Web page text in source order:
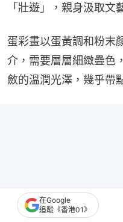
「壯遊」，親身汲取文
蛋彩畫以蛋黃調和粉末
介，需要層層細緻疊色
斂的溫潤光澤，幾乎帶
在Google
追蹤《香港01》